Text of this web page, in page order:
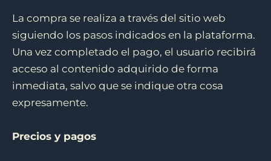
La compra se realiza a través del sitio web
siguiendo los pasos indicados en la plataforma.
Una vez completado el pago, el usuario recibirá
acceso al contenido adquirido de forma
inmediata, salvo que se indique otra cosa
expresamente.
Precios y pagos